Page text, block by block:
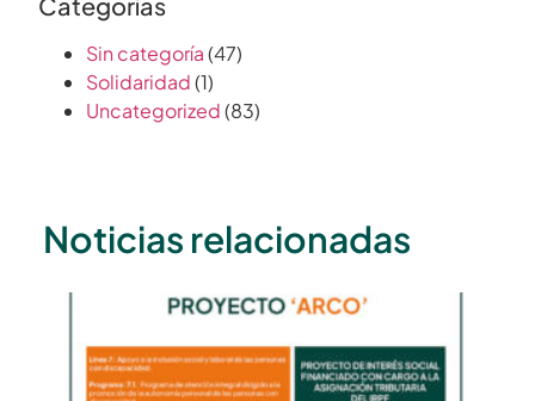
Sin categoría(47)
Solidaridad(1)
Uncategorized(83)
Noticias relacionadas